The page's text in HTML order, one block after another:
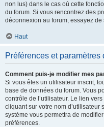
non lus) dans le cas où cette
du forum. Si vous rencontrez des
déconnexion au forum, essayez
Haut
Préférences et paramètres
Comment puis-je modifier mes
Si vous êtes un utilisateur inscrit,
base de données du forum. Vous
contrôle de l’utilisateur. Le lien
cliquant sur votre nom d’utilisateur
système vous permettra de
préférences.